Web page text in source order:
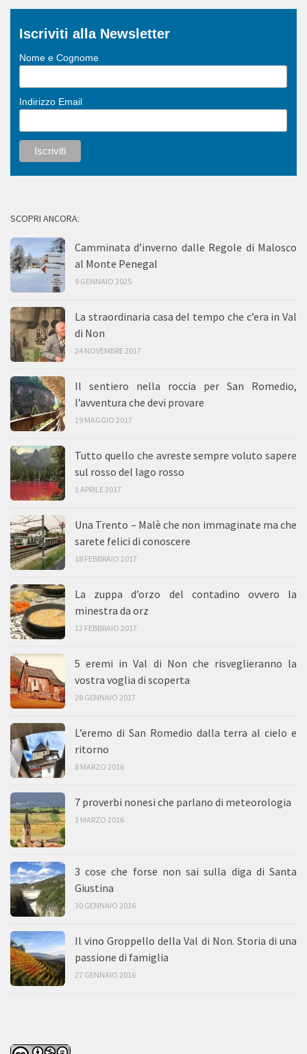
Iscriviti alla Newsletter
Nome e Cognome
Indirizzo Email
SCOPRI ANCORA:
Camminata d’inverno dalle Regole di Malosco
al Monte Penegal
9 GENNAIO 2025
La straordinaria casa del tempo che c’era in Val
di Non
24 NOVEMBRE 2017
Il sentiero nella roccia per San Romedio,
l’avventura che devi provare
19 MAGGIO 2017
Tutto quello che avreste sempre voluto sapere
sul rosso del lago rosso
1 APRILE 2017
Una Trento – Malè che non immaginate ma che
sarete felici di conoscere
18 FEBBRAIO 2017
La zuppa d’orzo del contadino ovvero la
minestra da orz
12 FEBBRAIO 2017
5 eremi in Val di Non che risveglieranno la
vostra voglia di scoperta
28 GENNAIO 2017
L’eremo di San Romedio dalla terra al cielo e
ritorno
8 MARZO 2016
7 proverbi nonesi che parlano di meteorologia
3 MARZO 2016
3 cose che forse non sai sulla diga di Santa
Giustina
30 GENNAIO 2016
Il vino Groppello della Val di Non. Storia di una
passione di famiglia
27 GENNAIO 2016